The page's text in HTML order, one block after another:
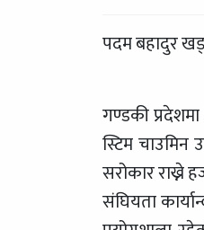
पदम बहादुर
गण्डकी
स्टिम चाउमिन
सरोकार राख्ने
संघियता